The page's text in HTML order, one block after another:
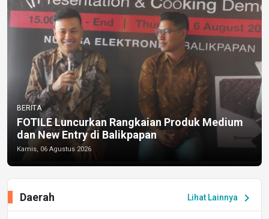
BERITA
FOTILE Luncurkan Rangkaian Produk Medium
dan New Entry di Balikpapan
Kamis, 06 Agustus 2026
Lihat Lainnya chevron_right
Daerah